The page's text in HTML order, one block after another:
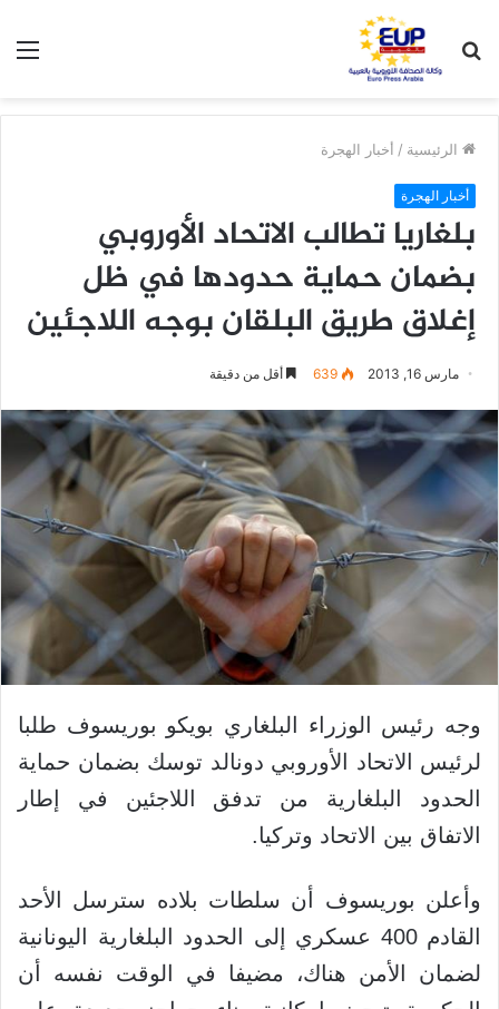
عن
الرئيسية / أخبار الهجرة
أخبار الهجرة
بلغاريا تطالب الاتحاد الأوروبي
بضمان حماية حدودها في ظل
إغلاق طريق البلقان بوجه اللاجئين
مارس 16, 2013 639 أقل من دقيقة
وجه رئيس الوزراء البلغاري بويكو بوريسوف طلبا
لرئيس الاتحاد الأوروبي دونالد توسك بضمان حماية
الحدود البلغارية من تدفق اللاجئين في إطار
الاتفاق بين الاتحاد وتركيا.
وأعلن بوريسوف أن سلطات بلاده سترسل الأحد
القادم 400 عسكري إلى الحدود البلغارية اليونانية
لضمان الأمن هناك، مضيفا في الوقت نفسه أن